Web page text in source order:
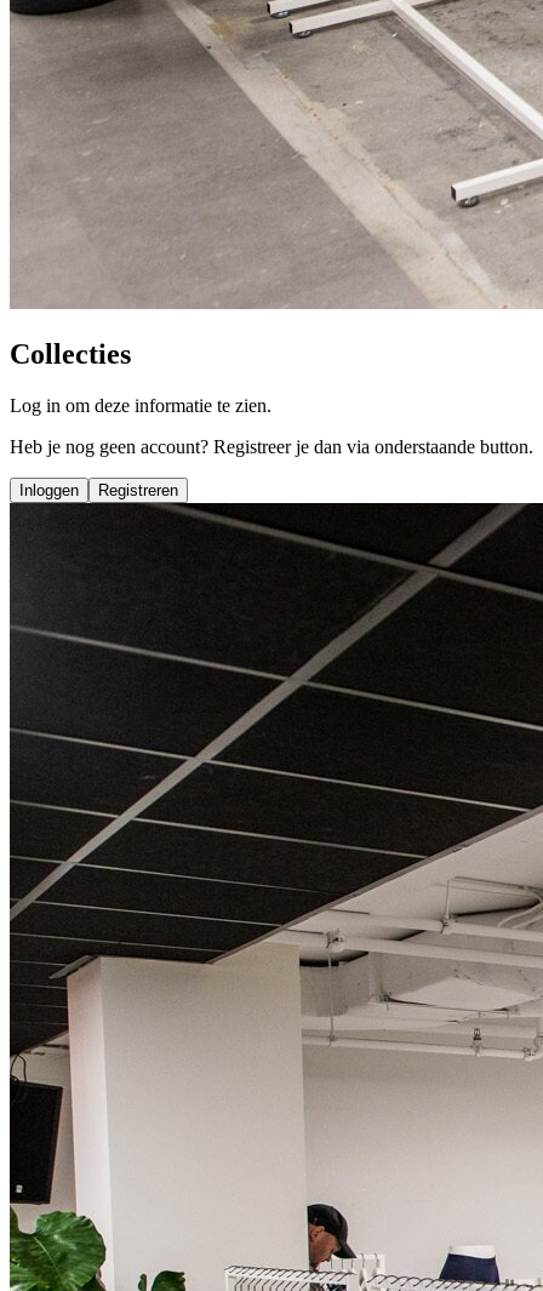
Collecties
Log in om deze informatie te zien.
Heb je nog geen account? Registreer je dan via onderstaande button.
Inloggen Registreren